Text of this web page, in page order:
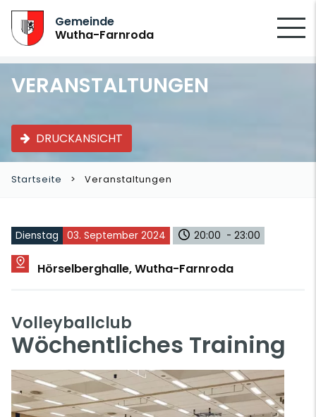
Gemeinde
Wutha-Farnroda
VERANSTALTUNGEN
DRUCKANSICHT
Startseite Veranstaltungen
Dienstag 03. September 2024 20:00 - 23:00
Hörselberghalle, Wutha-Farnroda
Volleyballclub
Wöchentliches Training